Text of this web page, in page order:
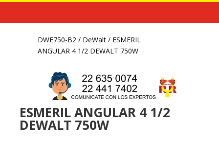
DWE750-B2/ DeWalt/ ESMERIL
ANGULAR 4 1/2 DEWALT 750W
ESMERIL ANGULAR 4 1/2
DEWALT 750W